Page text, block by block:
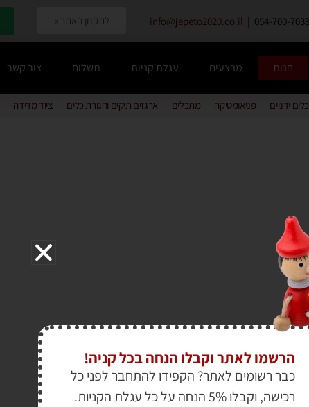
info@jepeto2020.co.il לתקנון האתר »
חנות מבצעים עגלת קניות תשלום צור קשר
כלים ידניים פניאומטיקה מתכלים ארגזים תיקים וחגורת כלים ציוד מדידה
הרשמו לאתר וקבלו הנחה בכל קניה!
כבר רשומים לאתר? הקפידו להתחבר לפני כל
רכישה, וקבלו 5% הנחה על כל עגלת הקניות.